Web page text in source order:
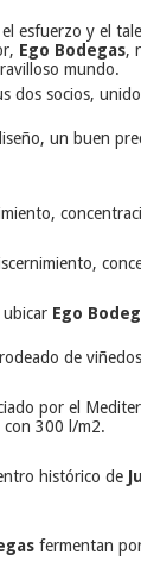
esfuerzo y el
Ego Bodegas,
mundo.
dos socios,
un buen
ubicar Ego
de
por el
con 300 l/m2.
histórico de
fermentan